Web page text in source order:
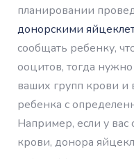
планировании
донорскими
сообщать ребенку,
ооцитов, тогда
ваших групп крови и
ребенка с
Например, если у вас
крови, донора